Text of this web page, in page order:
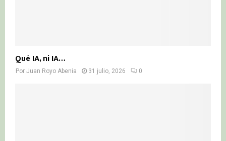
Qué IA, ni IA…
Por Juan Royo Abenia 31 julio, 2026 0